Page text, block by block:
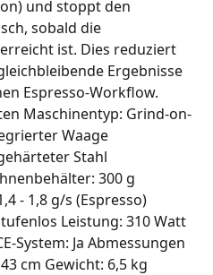
und stoppt den
sobald die
ist. Dies reduziert
Ergebnisse
Espresso-Workflow.
Maschinentyp: Grind-on-
Waage
Stahl
300 g
- 1,8 g/s (Espresso)
Leistung: 310 Watt
System: Ja Abmessungen
cm Gewicht: 6,5 kg